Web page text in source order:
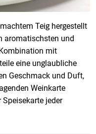
Teig hergestellt
aromatischsten und
mit
eine unglaubliche
Geschmack und Duft,
Weinkarte
jeder